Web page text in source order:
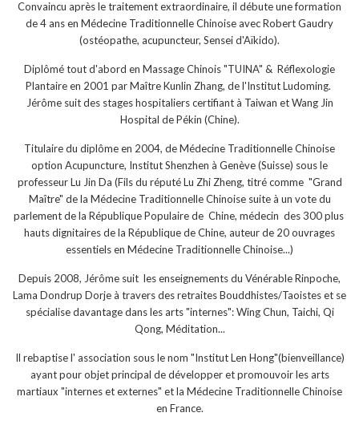
Convaincu après le traitement extraordinaire, il débute une formation
de 4 ans en Médecine Traditionnelle Chinoise avec Robert Gaudry
(ostéopathe, acupuncteur, Sensei d'Aïkido).
Diplômé tout d'abord en Massage Chinois "TUINA" & Réflexologie
Plantaire en 2001 par Maître Kunlin Zhang, de l'Institut Ludoming.
Jérôme suit des stages hospitaliers certifiant à Taiwan et Wang Jin
Hospital de Pékin (Chine).
Titulaire du diplôme en 2004, de Médecine Traditionnelle Chinoise
option Acupuncture, Institut Shenzhen à Genève (Suisse) sous le
professeur Lu Jin Da (Fils du réputé Lu Zhi Zheng, titré comme "Grand
Maître" de la Médecine Traditionnelle Chinoise suite à un vote du
parlement de la République Populaire de Chine, médecin des 300 plus
hauts dignitaires de la République de Chine, auteur de 20 ouvrages
essentiels en Médecine Traditionnelle Chinoise...)
Depuis 2008, Jérôme suit les enseignements du Vénérable Rinpoche,
Lama Dondrup Dorje à travers des retraites Bouddhistes/Taoistes et se
spécialise davantage dans les arts "internes": Wing Chun, Taichi, Qi
Qong, Méditation...
Il rebaptise l' association sous le nom "Institut Len Hong"(bienveillance)
ayant pour objet principal de développer et promouvoir les arts
martiaux "internes et externes" et la Médecine Traditionnelle Chinoise
en France.